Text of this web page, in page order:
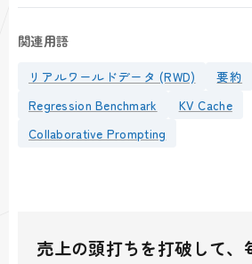
関連用語
リアルワールドデータ (RWD) 要約
Regression Benchmark
KV Cache
Collaborative Prompting
売上の頭打ちを打破して、